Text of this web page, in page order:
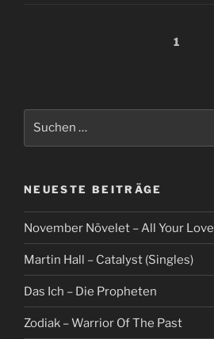
Seite1
NEUESTE BEITRÄGE
November Növelet – All Your Love
Martin Hall – Catalyst (Singles)
Das Ich – Die Propheten
Zodiak – Warrior Of The Past